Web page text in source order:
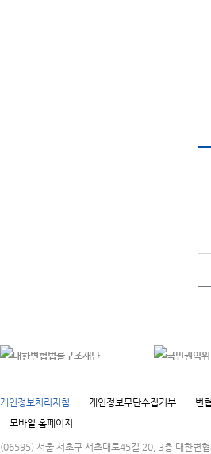
개인정보처리지침 개인정보무단수집거부
변
모바일 홈페이지
(06595) 서울 서초구 서초대로45길 20, 3층 대한변